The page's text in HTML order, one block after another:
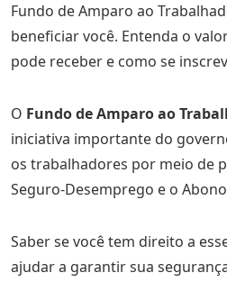
Fundo de Amparo ao
beneficiar você. Entenda o
pode receber e como se
O Fundo de Amparo ao
iniciativa importante do
os trabalhadores por meio de
Seguro-Desemprego e o
Saber se você tem direito a
ajudar a garantir sua